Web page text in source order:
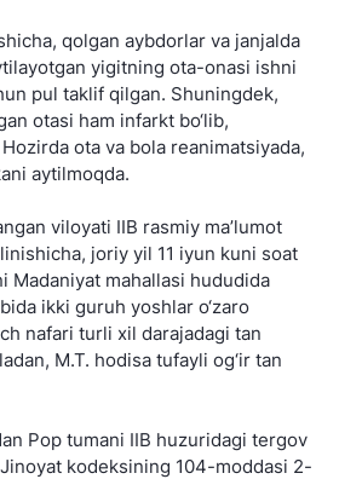
qolgan aybdorlar va janjalda
yigitning ota-onasi ishni
pul taklif qilgan. Shuningdek,
otasi ham infarkt bo‘lib,
ota va bola reanimatsiyada,
aytilmoqda.
viloyati IIB rasmiy ma’lumot
joriy yil 11 iyun kuni soat
Madaniyat mahallasi hududida
ikki guruh yoshlar o‘zaro
nafari turli xil darajadagi tan
M.T. hodisa tufayli og‘ir tan
Pop tumani IIB huzuridagi tergov
kodeksining 104-moddasi 2-